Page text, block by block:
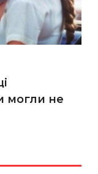
могли не